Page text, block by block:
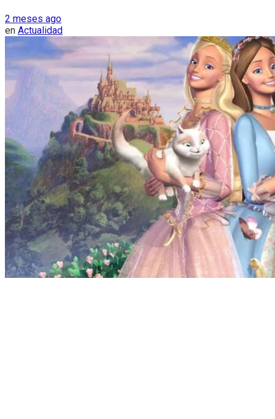
2 meses ago
en Actualidad